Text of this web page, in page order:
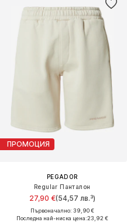
ПРОМОЦИЯ
PEGADOR
Regular Панталон
27,90 €(54,57 лв.³)
Първоначално: 39,90 €
Последна най-ниска цена:23,92 €